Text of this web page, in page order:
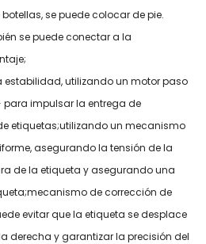
se puede colocar de pie.
se puede conectar a la
estabilidad, utilizando un motor paso
para impulsar la entrega de
etiquetas;utilizando un mecanismo
asegurando la tensión de la
de la etiqueta y asegurando una
de corrección de
evitar que la etiqueta se desplace
derecha y garantizar la precisión del